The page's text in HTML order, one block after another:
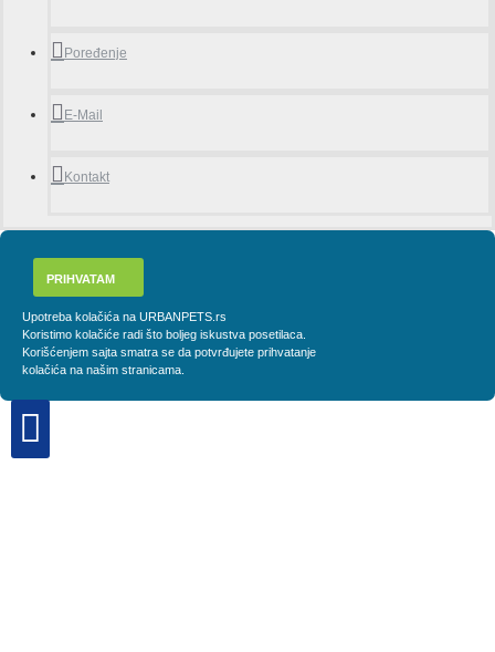
Poređenje
E-Mail
Kontakt
PRIHVATAM
Upotreba kolačića na URBANPETS.rs
Koristimo kolačiće radi što boljeg iskustva posetilaca.
Korišćenjem sajta smatra se da potvrđujete prihvatanje
kolačića na našim stranicama.